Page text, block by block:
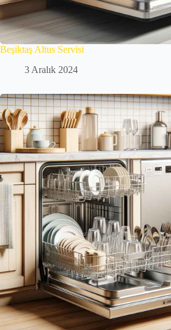
Beşiktaş Altus Servisi
3 Aralık 2024